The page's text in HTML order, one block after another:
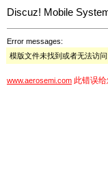
Discuz! Mobile
Error messages:
模版文件未找到或者无法访
www.aerosemi.com 此错误